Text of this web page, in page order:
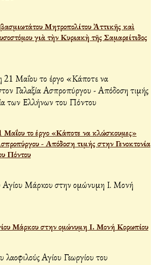
Μητροπολίτου Ἀττικῆς καὶ
γιὰ τὴν Κυριακὴ τῆς Σαμαρείτιδος
το έργο «Κάποτε να κλώσκουμες»
- Απόδοση τιμής στην Γενοκτονία
Πόντου
Μάρκου στην ομώνυμη Ι. Μονή Κορωπίου